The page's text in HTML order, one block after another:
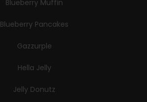
Blueberry Muffin
Blueberry Pancakes
Gazzurple
Hella Jelly
Jelly Donutz